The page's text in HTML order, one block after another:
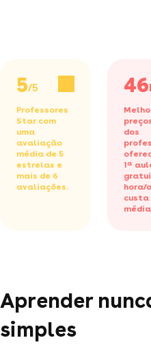
5/5
Professores
Star com
uma
avaliação
média de 5
estrelas e
mais de 6
avaliações.
46
dos
1ª
hora/
custa
Aprender
simples